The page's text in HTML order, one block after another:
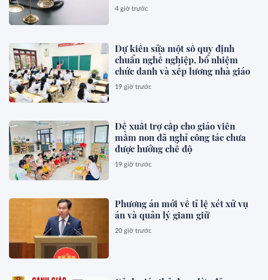
4 giờ trước
Dự kiến sửa một số quy định
chuẩn nghề nghiệp, bổ nhiệm
chức danh và xếp lương nhà giáo
19 giờ trước
Đề xuất trợ cấp cho giáo viên
mầm non đã nghỉ công tác chưa
được hưởng chế độ
19 giờ trước
Phương án mới về tỉ lệ xét xử vụ
án và quản lý giam giữ
20 giờ trước